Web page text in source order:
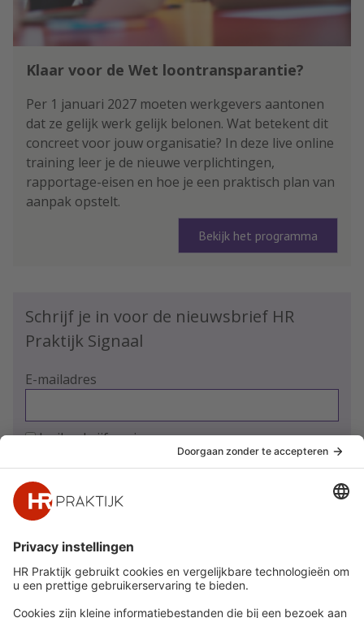
Klaar voor de Wet loontransparantie?
Per 1 januari 2027 moeten werkgevers aantonen
dat ze gelijk werk gelijk belonen. Wat betekent dit
concreet voor jouw organisatie? In deze live online
training leer je de nieuwe verplichtingen,
rapportage-eisen en hoe je een praktisch plan van
aanpak opstelt.
Bekijk het programma
Schrijf je in voor de nieuwsbrief HR
Praktijk Signaal
E-mailadres
Ja, ik schrijf me in
Snel naar Meer